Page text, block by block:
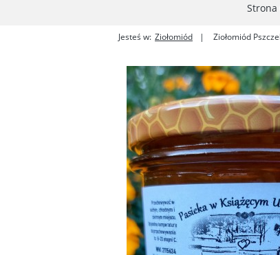
Strona
Jesteś w: Ziołomiód Ziołomiód